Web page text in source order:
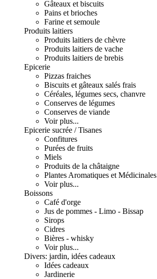
Gâteaux et biscuits
Pains et brioches
Farine et semoule
Produits laitiers
Produits laitiers de chèvre
Produits laitiers de vache
Produits laitiers de brebis
Epicerie
Pizzas fraiches
Biscuits et gâteaux salés frais
Céréales, légumes secs, chanvre
Conserves de légumes
Conserves de viande
Voir plus...
Epicerie sucrée / Tisanes
Confitures
Purées de fruits
Miels
Produits de la châtaigne
Plantes Aromatiques et Médicinales
Voir plus...
Boissons
Café d'orge
Jus de pommes - Limo - Bissap
Sirops
Cidres
Bières - whisky
Voir plus...
Divers: jardin, idées cadeaux
Idées cadeaux
Jardinerie